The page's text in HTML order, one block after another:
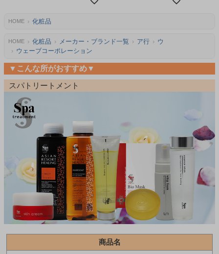
HOME 化粧品
HOME 化粧品 メーカー・ブランド一覧 ア行
ウ
ウェーブコーポレーション
▼こんな所がおすすめ▼
スパトリートメント
商品名